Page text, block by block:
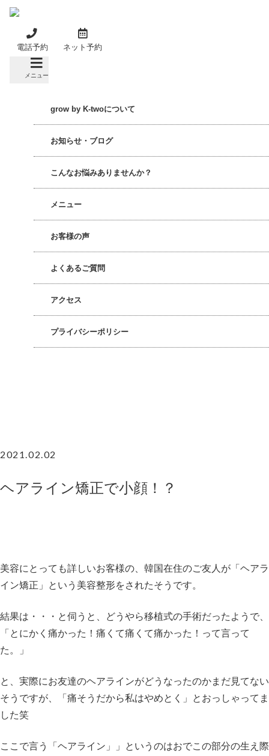
Skip
content電話予約 ネット予約
メニュー
grow by K-twoについて
お知らせ・ブログ
こんなお悩みありませんか？
メニュー
お客様の声
よくあるご質問
アクセス
プライバシーポリシー
2021.02.02
ヘアライン矯正で小顔！？
美容にとっても詳しいお客様の、韓国在住のご友人が「ヘアラ
イン矯正」という美容整形をされたそうです。
結果は・・・と伺うと、どうやら移植式の手術だったようで、
「とにかく痛かった！痛くて痛くて痛かった！って言って
た。」
と、実際にお友達のヘアラインがどうなったのかまだ見てない
そうですが、「痛そうだから私はやめとく」とおっしゃってま
した笑
ここで言う「ヘアライン」」というのはおでこの部分の生え際